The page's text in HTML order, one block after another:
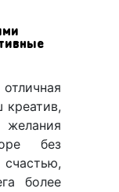
креатив,
без
более